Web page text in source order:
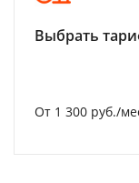
Выбрать
От 1 300 руб./